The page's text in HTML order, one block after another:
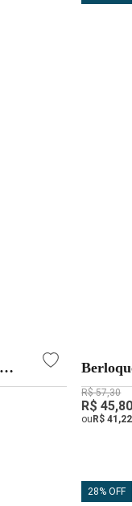
R$ 57,30
R$ 45,80
ou R$ 41,22
28% OFF